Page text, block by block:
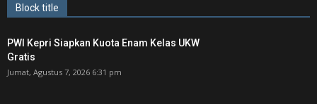
Block title
PWI Kepri Siapkan Kuota Enam Kelas UKW
Gratis
Jumat, Agustus 7, 2026 6:31 pm